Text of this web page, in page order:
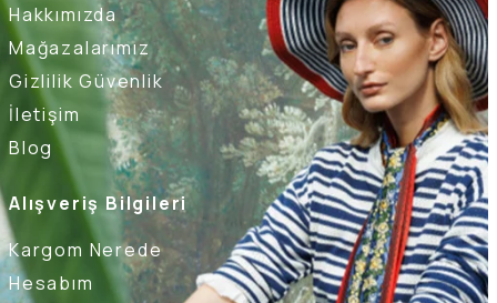
Hakkımızda
Mağazalarımız
Gizlilik Güvenlik
İletişim
Blog
Alışveriş Bilgileri
Kargom Nerede
Hesabım